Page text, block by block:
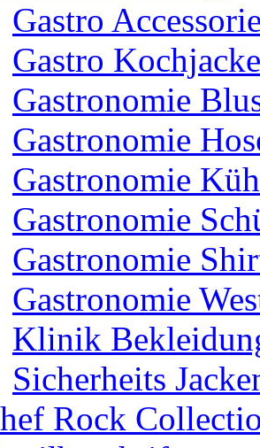
Gastro
Gastro
Gastronomie
Gastronomie
Gastronomie
Gastronomie
Gastronomie
Gastronomie
Klinik
Sicherheits
Rock